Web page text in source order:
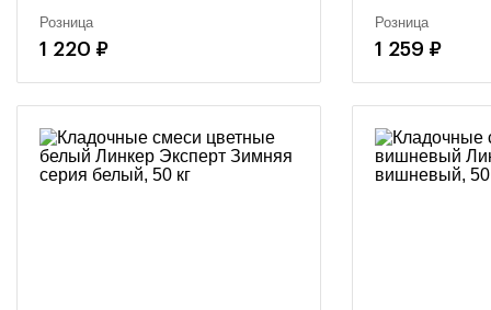
50 кг
Розница
1 220 ₽
Зимняя
Розница
1 259 ₽